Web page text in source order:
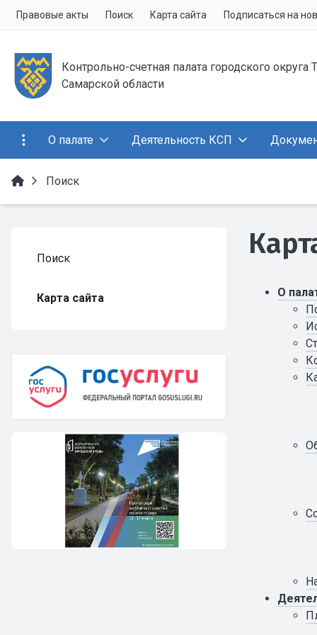
Правовые акты Поиск Карта сайта Подписаться на
Контрольно-счетная палата городского округа
Самарской области
О палате Деятельность КСП
Поиск
Поиск
Карта сайта
О